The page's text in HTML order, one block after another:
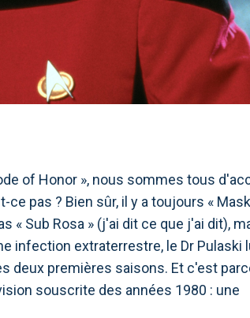
of Honor », nous sommes tous
pas ? Bien sûr, il y a toujours «
« Sub Rosa » (j'ai dit ce que j'ai dit),
infection extraterrestre, le Dr Pulaski
deux premières saisons. Et c'est
souscrite des années 1980 : une